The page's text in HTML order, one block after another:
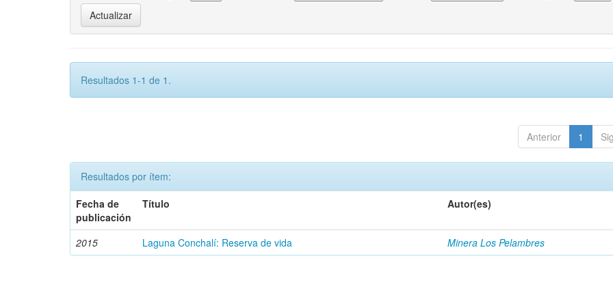
Resultados 1-1 de 1.
Anterior 1
Resultados por ítem:
Fecha de
publicación
Título Autor(es)
2015 Laguna Conchalí: Reserva de vida Minera Los Pelambres